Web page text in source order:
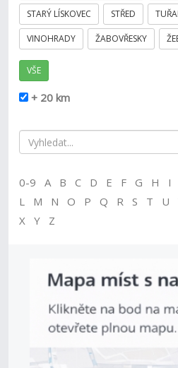
STARÝ LÍSKOVEC STŘED
VINOHRADY ŽABOVŘESKY
VŠE
+ 20 km
0-9 A B C D E F G H I
L M N O P Q R S T U
X Y Z